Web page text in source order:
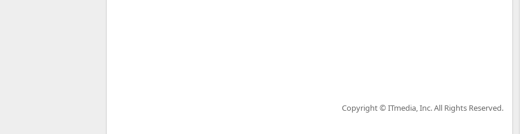
Copyright © ITmedia, Inc. All Rights Reserved.